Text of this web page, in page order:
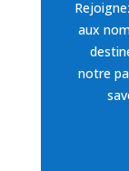
aux
notre